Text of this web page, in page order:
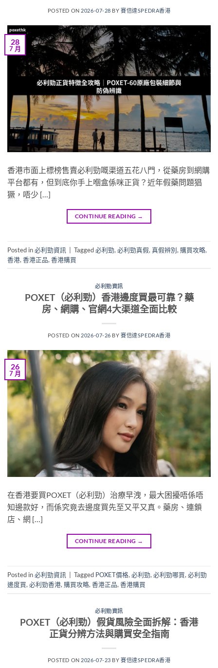
POSTED ON 2026-07-28 BY賽倍達SPEDRA香港
28
7 月
香港市面上標榜售賣必利勁嘅渠道五花八門，從藥房到網購
平台都有，但到底你手上嗰盒係咪正貨？近年假藥問題猖
獗，唔少 […]
CONTINUE READING →
Posted in必利勁資訊 Tagged必利勁, 必利勁真假, 真假辨別, 購買攻略,
香港, 香港正品, 香港購買
必利勁資訊
POXET（必利勁）香港邊度買最可靠？藥
房、網購、官網4大渠道全面比較
POSTED ON 2026-07-26 BY賽倍達SPEDRA香港
26
7 月
在香港要買POXET（必利勁）治療早洩，最大困擾唔係唔
知邊款好，而係究竟去邊度買先至又平又真。藥房、連鎖
店、網 […]
CONTINUE READING →
Posted in必利勁資訊 | Tagged POXET價格, 必利勁, 必利勁哪買, 必利勁
邊度買, 必利勁香港, 購買攻略, 香港正品, 香港購買
必利勁資訊
POXET（必利勁）假貨風險全面拆解：香港
正貨分辨方法與購買安全指南
POSTED ON 2026-07-23 BY賽倍達SPEDRA香港